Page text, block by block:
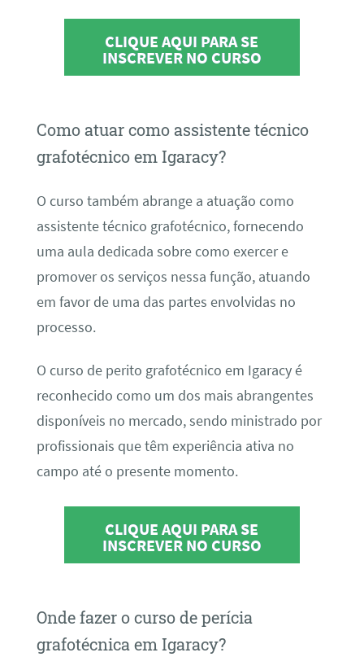
CLIQUE AQUI PARA SE
INSCREVER NO CURSO
Como atuar como assistente técnico
grafotécnico em Igaracy?
O curso também abrange a atuação como
assistente técnico grafotécnico, fornecendo
uma aula dedicada sobre como exercer e
promover os serviços nessa função, atuando
em favor de uma das partes envolvidas no
processo.
O curso de perito grafotécnico em Igaracy é
reconhecido como um dos mais abrangentes
disponíveis no mercado, sendo ministrado por
profissionais que têm experiência ativa no
campo até o presente momento.
CLIQUE AQUI PARA SE
INSCREVER NO CURSO
Onde fazer o curso de perícia
grafotécnica em Igaracy?